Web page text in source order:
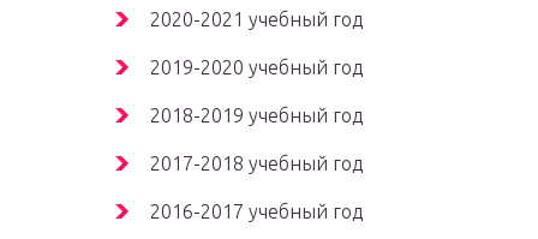
2020-2021 учебный год
2019-2020 учебный год
2018-2019 учебный год
2017-2018 учебный год
2016-2017 учебный год